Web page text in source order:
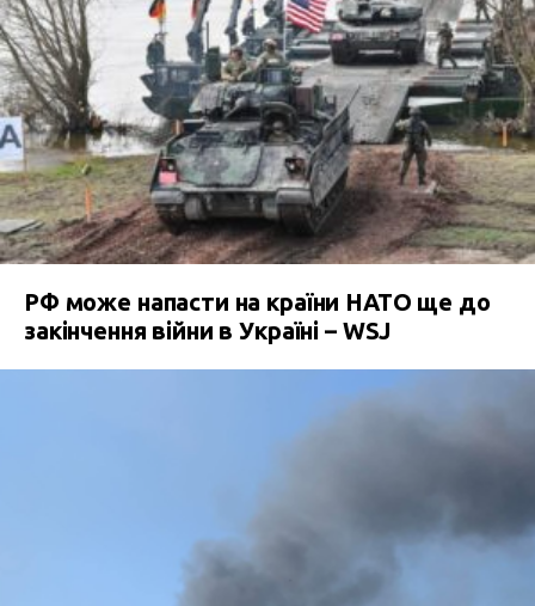
РФ може напасти на країни НАТО ще до
закінчення війни в Україні – WSJ